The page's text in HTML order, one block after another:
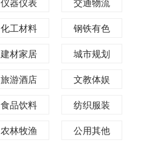
化工材料
钢铁有色
建材家居
城市规划
旅游酒店
文教体娱
食品饮料
纺织服装
农林牧渔 公用其他